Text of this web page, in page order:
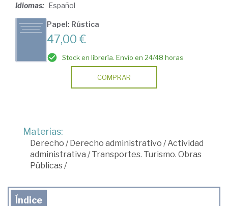
Idiomas: Español
Papel: Rústica
47,00 €
Stock en librería. Envío en 24/48 horas
COMPRAR
Materias:
Derecho /Derecho administrativo /Actividad
administrativa /Transportes. Turismo. Obras
Públicas /
Índice